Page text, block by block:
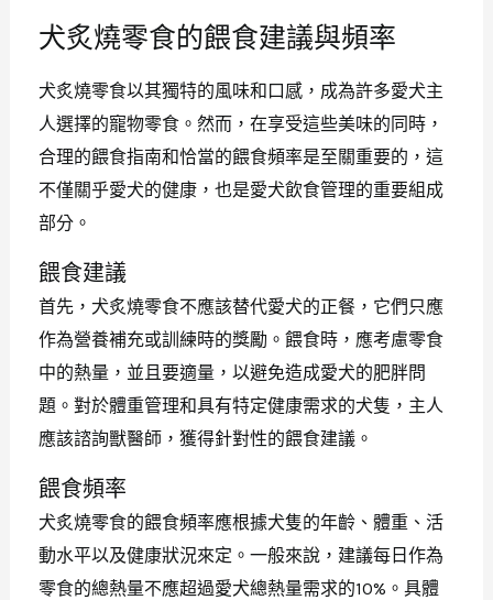
犬炙燒零食的餵食建議與頻率
犬炙燒零食以其獨特的風味和口感，成為許多愛犬主
人選擇的寵物零食。然而，在享受這些美味的同時，
合理的餵食指南和恰當的餵食頻率是至關重要的，這
不僅關乎愛犬的健康，也是愛犬飲食管理的重要組成
部分。
餵食建議
首先，犬炙燒零食不應該替代愛犬的正餐，它們只應
作為營養補充或訓練時的獎勵。餵食時，應考慮零食
中的熱量，並且要適量，以避免造成愛犬的肥胖問
題。對於體重管理和具有特定健康需求的犬隻，主人
應該諮詢獸醫師，獲得針對性的餵食建議。
餵食頻率
犬炙燒零食的餵食頻率應根據犬隻的年齡、體重、活
動水平以及健康狀況來定。一般來說，建議每日作為
零食的總熱量不應超過愛犬總熱量需求的10%。具體